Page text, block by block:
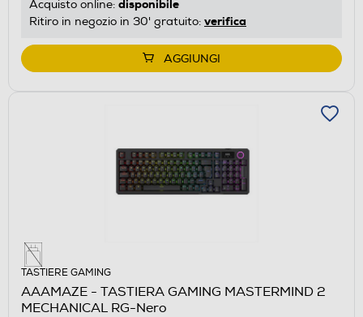
Acquisto online: disponibile
Ritiro in negozio in 30' gratuito: verifica
AGGIUNGI
TASTIERE GAMING
AAAMAZE - TASTIERA GAMING MASTERMIND 2
MECHANICAL RG-Nero